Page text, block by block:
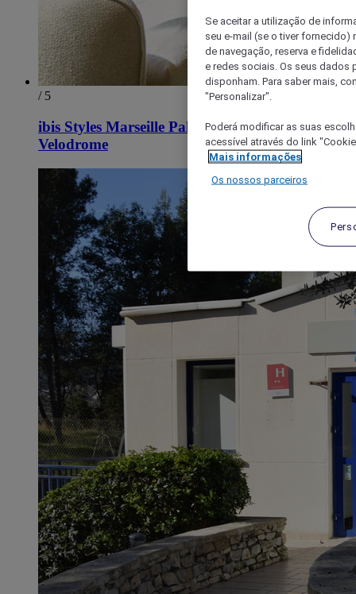
/ 5
ibis Styles Marseille Palais des Congres
Velodrome
Se aceitar a utilização de
seu e-mail (se o tiver
de navegação, reserva e
e redes sociais. Os seus dados
disponham. Para saber mais,
"Personalizar".
Poderá modificar as suas
acessível através do link
Mais informações
Os nossos parceiros